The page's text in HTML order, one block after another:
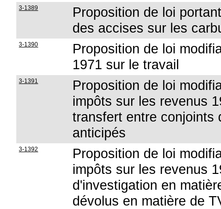
3-1389
Proposition de loi
des accises sur les
3-1390
Proposition de loi
1971 sur le travail
3-1391
Proposition de loi
impôts sur les revenus
transfert entre conjoints
anticipés
3-1392
Proposition de loi
impôts sur les revenus
d'investigation en
dévolus en matière de